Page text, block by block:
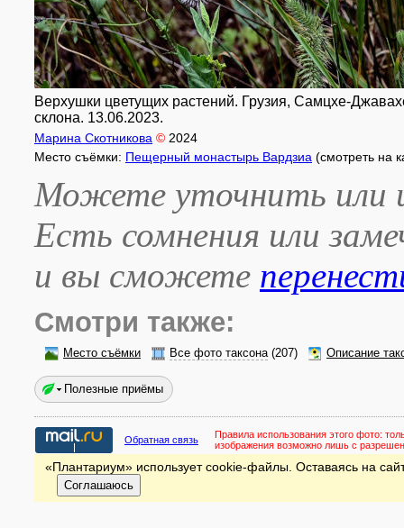
Верхушки цветущих растений. Грузия, Самцхе-
склона. 13.06.2023.
Марина Скотникова © 2024
Место съёмки: Пещерный монастырь Вардзиа (смотреть на
Можете уточнить или
Есть сомнения или
и вы сможете
Смотри также:
Место съёмки Все фото таксона(207) Описание
Полезные приёмы
Обратная связь Правила использования этого фото:
изображения возможно лишь с
«Плантариум» использует cookie-файлы. Оставаясь на
Соглашаюсь